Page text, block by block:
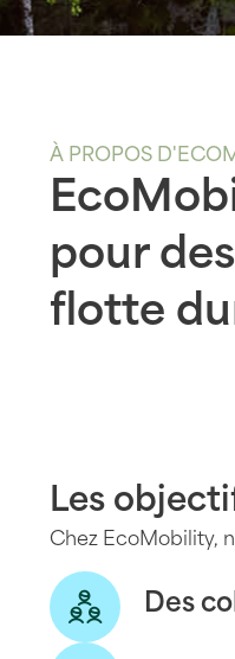
À PROPOS
pour
flotte
Les
Chez EcoMobility,
Des